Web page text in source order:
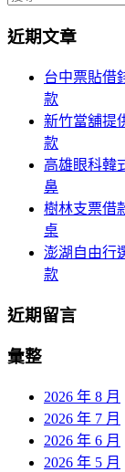
航
關
近期文章
台中票貼借
款
新竹當舖提
款
高雄眼科韓
鼻
樹林支票借
桌
澎湖自由行
款
近期留言
彙整
2026 年 8 月
2026 年 7 月
2026 年 6 月
2026 年 5 月